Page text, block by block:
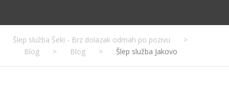
Šlep služba Šeki - Brz dolazak odmah po pozivu
>
Blog
> Blog > Šlep služba Jakovo